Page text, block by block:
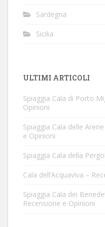
Sardegna
Sicilia
ULTIMI ARTICOLI
Spiaggia Cala di Porto
Opinioni
Spiaggia Cala delle
e Opinioni
Spiaggia Cala della
Cala dell’Acquaviva –
Spiaggia Cala dei
Recensione e Opinioni